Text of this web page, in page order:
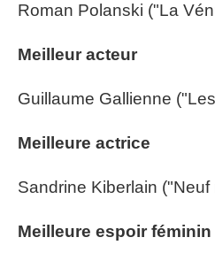
Roman Polanski ("La
Meilleur acteur
Guillaume Gallienne
Meilleure actrice
Sandrine Kiberlain ("Neuf
Meilleure espoir féminin